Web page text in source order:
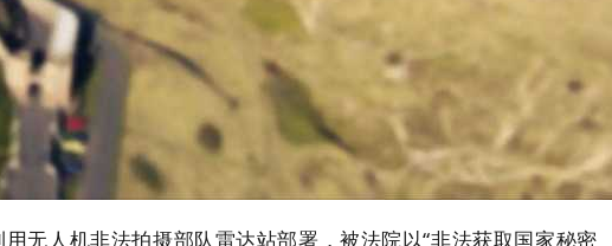
人机非法拍摄部队雷达站部署，被法院以“非法获取国家秘密